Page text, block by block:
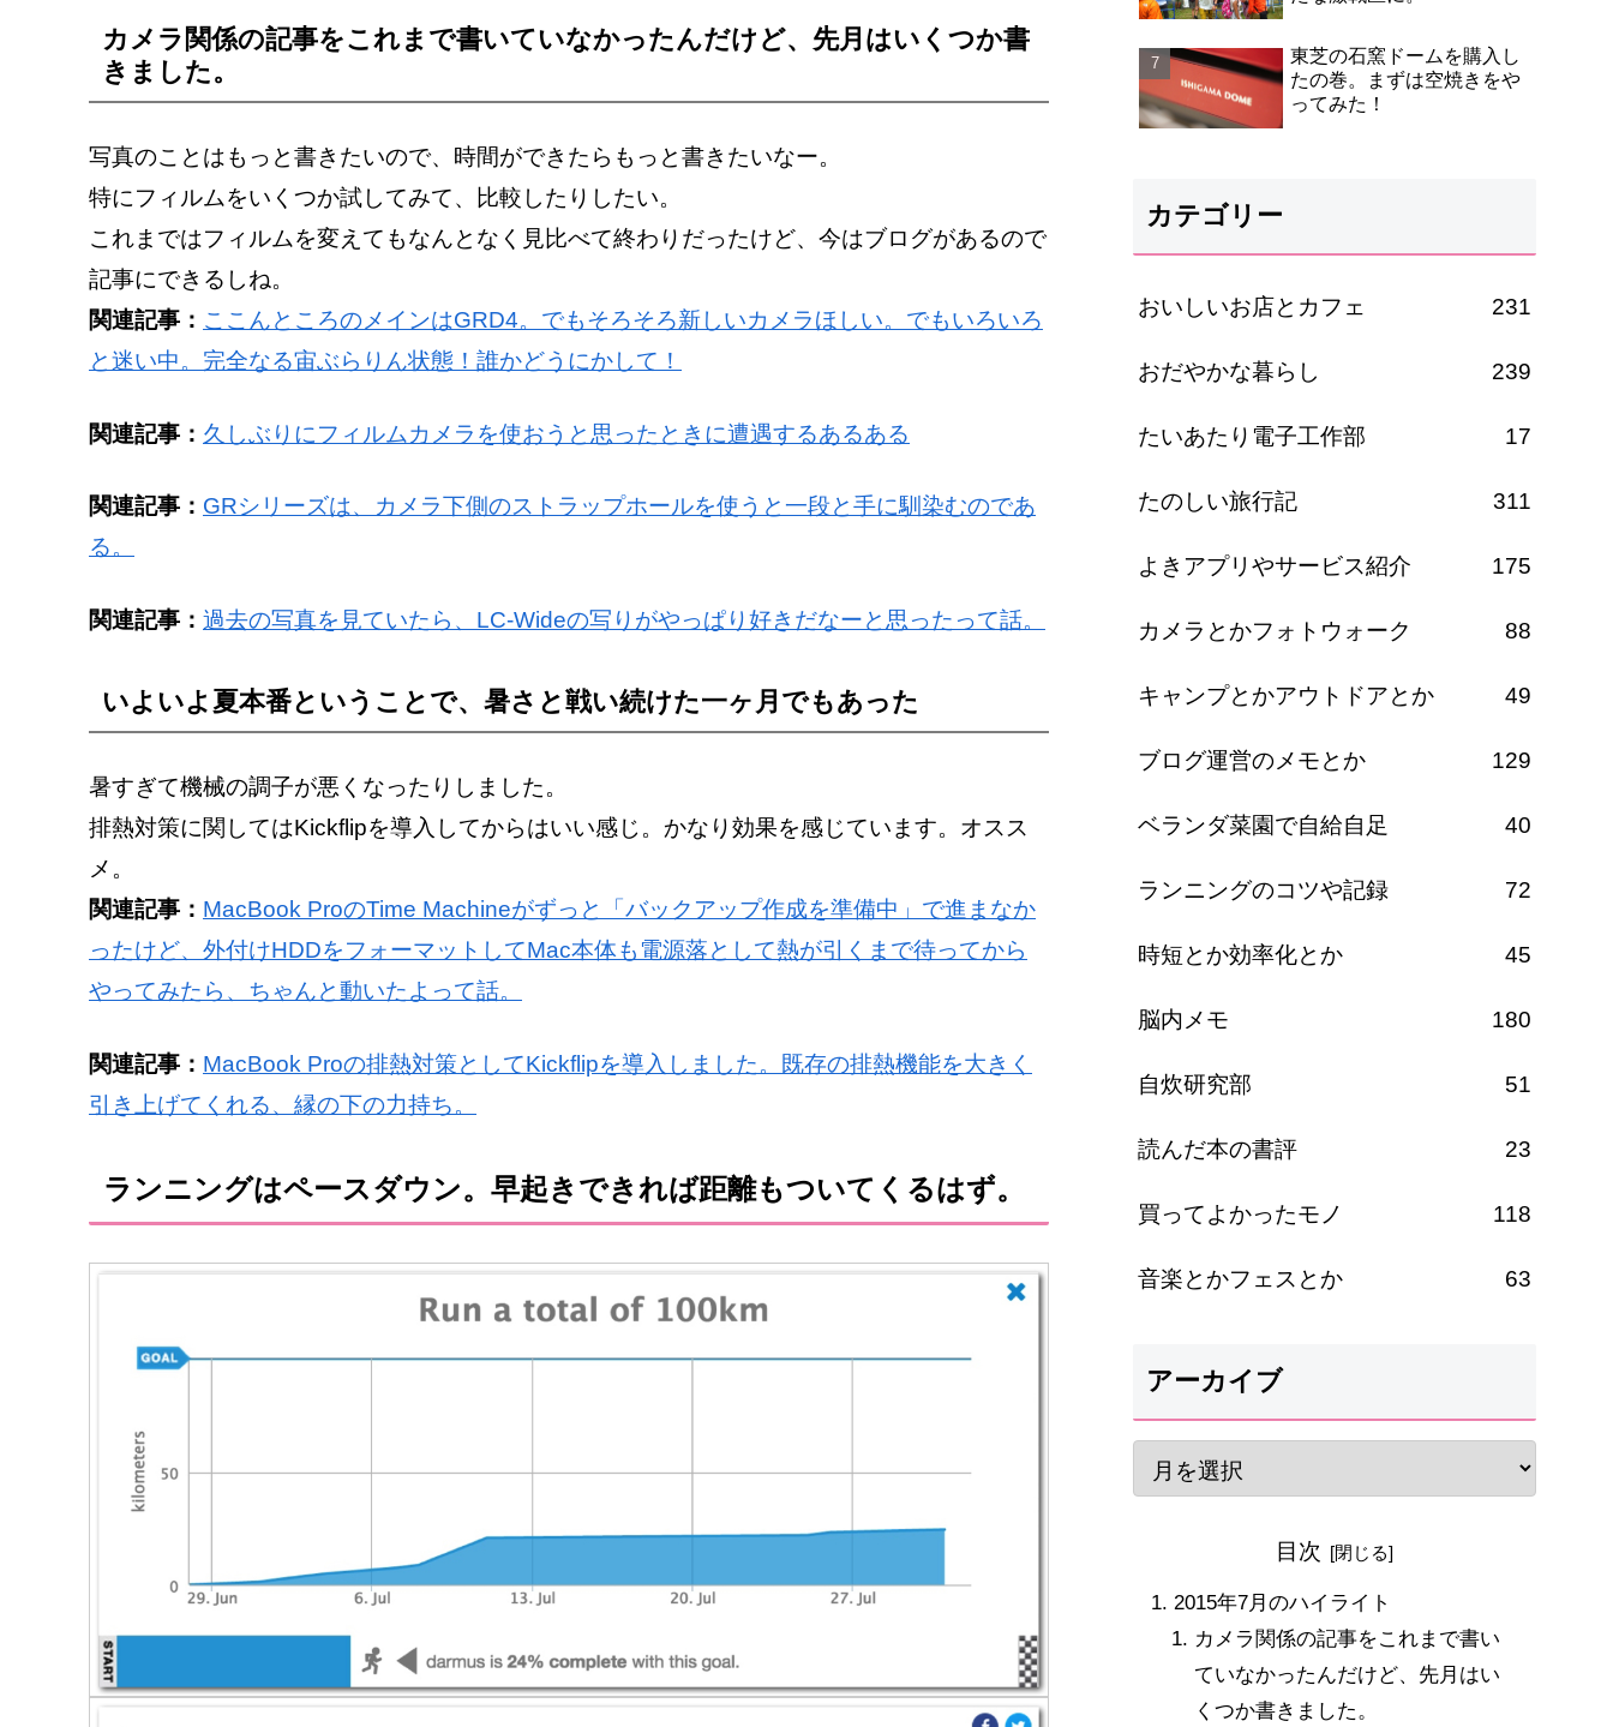
カメラ関係の記事をこれまで書いていなかったんだけど、先月はいくつか書
きました。
写真のことはもっと書きたいので、時間ができたらもっと書きたいなー。
特にフィルムをいくつか試してみて、比較したりしたい。
これまではフィルムを変えてもなんとなく見比べて終わりだったけど、今はブログがあるので
記事にできるしね。
関連記事： ここんところのメインはGRD4。でもそろそろ新しいカメラほしい。でもいろいろ
と迷い中。完全なる宙ぶらりん状態！誰かどうにかして！
関連記事： 久しぶりにフィルムカメラを使おうと思ったときに遭遇するあるある
関連記事： GRシリーズは、カメラ下側のストラップホールを使うと一段と手に馴染むのであ
る。
関連記事： 過去の写真を見ていたら、LC-Wideの写りがやっぱり好きだなーと思ったって話。
いよいよ夏本番ということで、暑さと戦い続けた一ヶ月でもあった
暑すぎて機械の調子が悪くなったりしました。
排熱対策に関してはKickflipを導入してからはいい感じ。かなり効果を感じています。オスス
メ。
関連記事： MacBook ProのTime Machineがずっと「バックアップ作成を準備中」で進まなか
ったけど、外付けHDDをフォーマットしてMac本体も電源落として熱が引くまで待ってから
やってみたら、ちゃんと動いたよって話。
関連記事： MacBook Proの排熱対策としてKickflipを導入しました。既存の排熱機能を大きく
引き上げてくれる、縁の下の力持ち。
ランニングはペースダウン。早起きできれば距離もついてくるはず。
東芝の石窯ドームを購入し
たの巻。まずは空焼きをや
ってみた！
カテゴリー
おいしいお店とカフェ 231
おだやかな暮らし 239
たいあたり電子工作部 17
たのしい旅行記 311
よきアプリやサービス紹介 175
カメラとかフォトウォーク 88
キャンプとかアウトドアとか 49
ブログ運営のメモとか 129
ベランダ菜園で自給自足 40
ランニングのコツや記録 72
時短とか効率化とか 45
脳内メモ 180
自炊研究部 51
読んだ本の書評 23
買ってよかったモノ 118
音楽とかフェスとか 63
アーカイブ
目次
2015年7月のハイライト
カメラ関係の記事をこれまで書い
ていなかったんだけど、先月はい
くつか書きました。